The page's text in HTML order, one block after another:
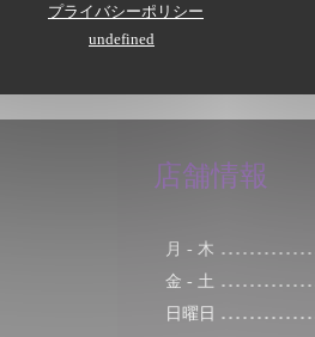
プライバシーポリシー
undefined
店舗情報
月 - 木
金 - 土
日曜日